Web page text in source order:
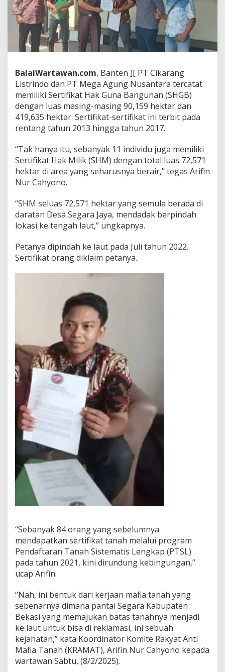
t
a
S
H
G
P
I
K
2
K
e
n
l
N
a
P
o
l
i
k
BalaiWartawan.com, Banten ][ PT Cikarang
Listrindo dan PT Mega Agung Nusantara tercatat
memiliki Sertifikat Hak Guna Bangunan (SHGB)
dengan luas masing-masing 90,159 hektar dan
419,635 hektar. Sertifikat-sertifikat ini terbit pada
rentang tahun 2013 hingga tahun 2017.
“Tak hanya itu, sebanyak 11 individu juga memiliki
Sertifikat Hak Milik (SHM) dengan total luas 72,571
hektar di area yang seharusnya berair,” tegas Arifin
Nur Cahyono.
“SHM seluas 72,571 hektar yang semula berada di
daratan Desa Segara Jaya, mendadak berpindah
lokasi ke tengah laut,” ungkapnya.
Petanya dipindah ke laut pada Juli tahun 2022.
Sertifikat orang diklaim petanya.
“Sebanyak 84 orang yang sebelumnya
mendapatkan sertifikat tanah melalui program
Pendaftaran Tanah Sistematis Lengkap (PTSL)
pada tahun 2021, kini dirundung kebingungan,”
ucap Arifin.
“Nah, ini bentuk dari kerjaan mafia tanah yang
sebenarnya dimana pantai Segara Kabupaten
Bekasi yang memajukan batas tanahnya menjadi
ke laut untuk bisa di reklamasi, ini sebuah
kejahatan,” kata Koordinator Komite Rakyat Anti
Mafia Tanah (KRAMAT), Arifin Nur Cahyono kepada
wartawan Sabtu, (8/2/2025).